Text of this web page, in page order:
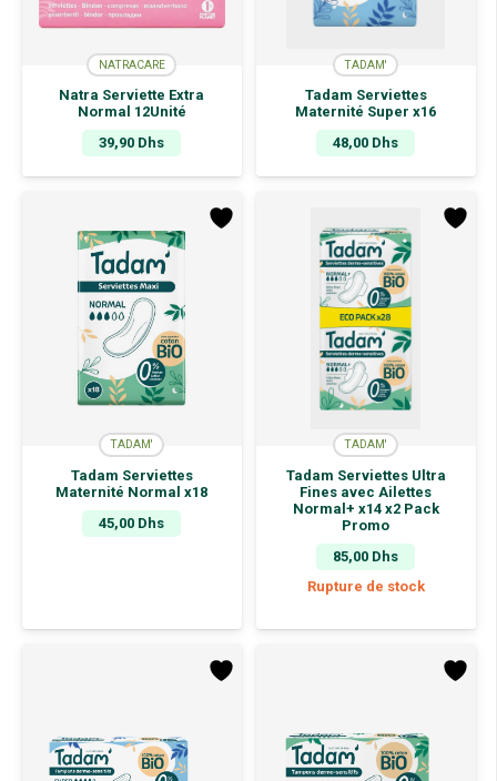
NATRACARE
Natra Serviette Extra
Normal 12Unité
39,90 Dhs
TADAM'
Tadam Serviettes
Maternité Super x16
48,00 Dhs
TADAM'
Tadam Serviettes
Maternité Normal x18
45,00 Dhs
TADAM'
Tadam Serviettes Ultra
Fines avec Ailettes
Normal+ x14 x2 Pack
Promo
85,00 Dhs
Rupture de stock